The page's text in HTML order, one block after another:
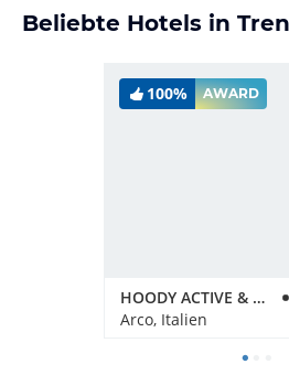
Beliebte Hotels in
100% AWARD
HOODY ACTIVE & HAPPINESS HOTEL
Arco, Italien